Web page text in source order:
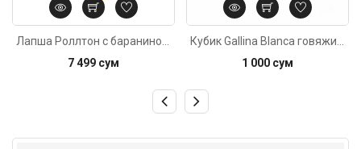
7 499 сум
1 000 сум